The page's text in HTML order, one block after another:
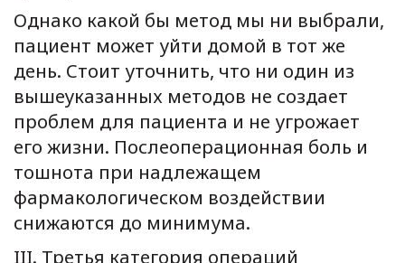
Однако какой бы метод мы ни выбрали,
пациент может уйти домой в тот же
день. Стоит уточнить, что ни один из
вышеуказанных методов не создает
проблем для пациента и не угрожает
его жизни. Послеоперационная боль и
тошнота при надлежащем
фармакологическом воздействии
снижаются до минимума.
ΙΙΙ. Третья категория операций